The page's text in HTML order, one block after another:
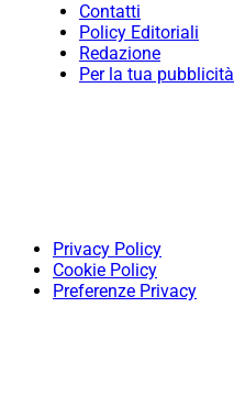
Contatti
Policy Editoriali
Redazione
Per la tua pubblicità
Privacy Policy
Cookie Policy
Preferenze Privacy